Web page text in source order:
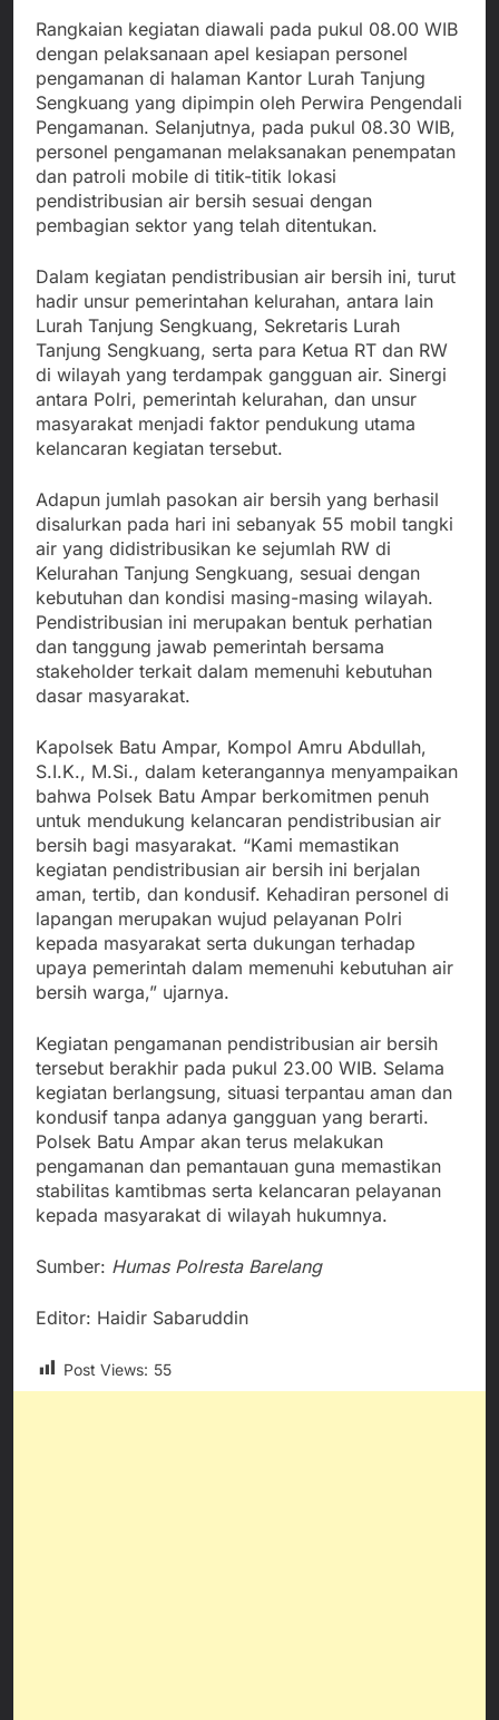
Rangkaian kegiatan diawali pada pukul 08.00 WIB
dengan pelaksanaan apel kesiapan personel
pengamanan di halaman Kantor Lurah Tanjung
Sengkuang yang dipimpin oleh Perwira Pengendali
Pengamanan. Selanjutnya, pada pukul 08.30 WIB,
personel pengamanan melaksanakan penempatan
dan patroli mobile di titik-titik lokasi
pendistribusian air bersih sesuai dengan
pembagian sektor yang telah ditentukan.
Dalam kegiatan pendistribusian air bersih ini, turut
hadir unsur pemerintahan kelurahan, antara lain
Lurah Tanjung Sengkuang, Sekretaris Lurah
Tanjung Sengkuang, serta para Ketua RT dan RW
di wilayah yang terdampak gangguan air. Sinergi
antara Polri, pemerintah kelurahan, dan unsur
masyarakat menjadi faktor pendukung utama
kelancaran kegiatan tersebut.
Adapun jumlah pasokan air bersih yang berhasil
disalurkan pada hari ini sebanyak 55 mobil tangki
air yang didistribusikan ke sejumlah RW di
Kelurahan Tanjung Sengkuang, sesuai dengan
kebutuhan dan kondisi masing-masing wilayah.
Pendistribusian ini merupakan bentuk perhatian
dan tanggung jawab pemerintah bersama
stakeholder terkait dalam memenuhi kebutuhan
dasar masyarakat.
Kapolsek Batu Ampar, Kompol Amru Abdullah,
S.I.K., M.Si., dalam keterangannya menyampaikan
bahwa Polsek Batu Ampar berkomitmen penuh
untuk mendukung kelancaran pendistribusian air
bersih bagi masyarakat. “Kami memastikan
kegiatan pendistribusian air bersih ini berjalan
aman, tertib, dan kondusif. Kehadiran personel di
lapangan merupakan wujud pelayanan Polri
kepada masyarakat serta dukungan terhadap
upaya pemerintah dalam memenuhi kebutuhan air
bersih warga,” ujarnya.
Kegiatan pengamanan pendistribusian air bersih
tersebut berakhir pada pukul 23.00 WIB. Selama
kegiatan berlangsung, situasi terpantau aman dan
kondusif tanpa adanya gangguan yang berarti.
Polsek Batu Ampar akan terus melakukan
pengamanan dan pemantauan guna memastikan
stabilitas kamtibmas serta kelancaran pelayanan
kepada masyarakat di wilayah hukumnya.
Sumber: Humas Polresta Barelang
Editor: Haidir Sabaruddin
Post Views: 55